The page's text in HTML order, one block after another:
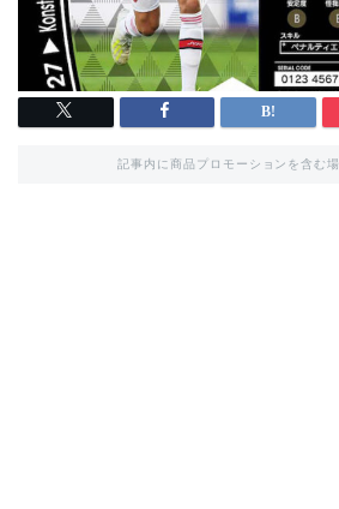
記事内に商品プロモーションを含む